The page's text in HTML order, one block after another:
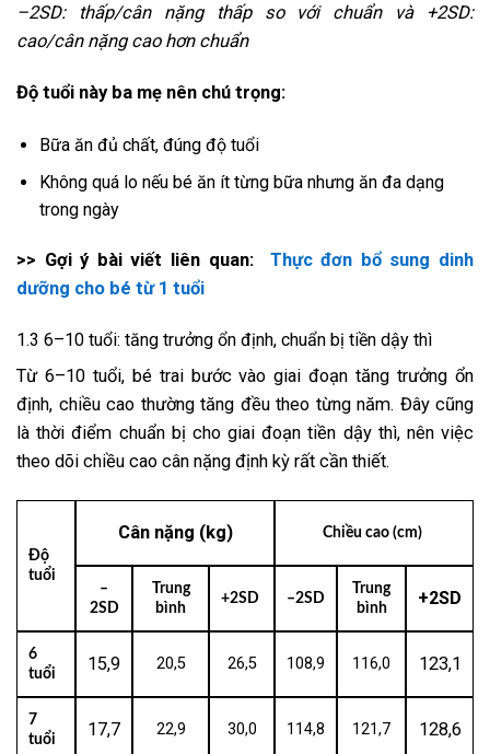
–2SD: thấp/cân nặng thấp so với chuẩn và +2SD:
cao/cân nặng cao hơn chuẩn
Độ tuổi này ba mẹ nên chú trọng:
Bữa ăn đủ chất, đúng độ tuổi
Không quá lo nếu bé ăn ít từng bữa nhưng ăn đa dạng
trong ngày
>> Gợi ý bài viết liên quan:
Thực đơn bổ sung dinh
dưỡng cho bé từ 1 tuổi
1.3 6–10 tuổi: tăng trưởng ổn định, chuẩn bị tiền dậy thì
Từ 6–10 tuổi, bé trai bước vào giai đoạn tăng trưởng ổn
định, chiều cao thường tăng đều theo từng năm. Đây cũng
là thời điểm chuẩn bị cho giai đoạn tiền dậy thì, nên việc
theo dõi chiều cao cân nặng định kỳ rất cần thiết.
Độ
tuổi
Cân nặng (kg) Chiều cao (cm)
–
2SD
Trung
bình
+2SD –2SD
Trung
bình
+2SD
6
tuổi
15,9 20,5 26,5 108,9 116,0 123,1
7
tuổi
17,7 22,9 30,0 114,8 121,7 128,6